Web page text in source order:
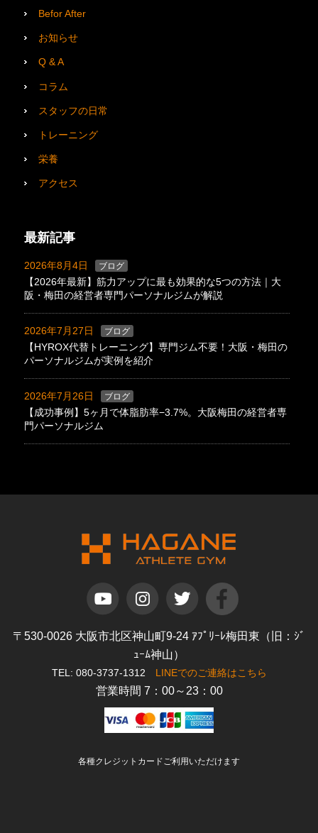
Befor After
お知らせ
Q & A
コラム
スタッフの日常
トレーニング
栄養
アクセス
最新記事
2026年8月4日 ブログ
【2026年最新】筋力アップに最も効果的な5つの方法｜大
阪・梅田の経営者専門パーソナルジムが解説
2026年7月27日 ブログ
【HYROX代替トレーニング】専門ジム不要！大阪・梅田の
パーソナルジムが実例を紹介
2026年7月26日 ブログ
【成功事例】5ヶ月で体脂肪率−3.7%。大阪梅田の経営者専
門パーソナルジム
〒530-0026 大阪市北区神山町9-24 ｱﾌﾟﾘｰﾚ梅田東（旧：ｼﾞ
ｭｰﾑ神山）
TEL: 080-3737-1312 LINEでのご連絡はこちら
営業時間 7：00～23：00
各種クレジットカードご利用いただけます